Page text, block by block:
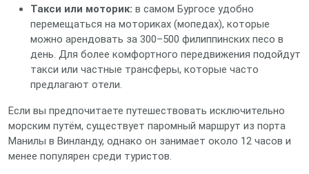
Такси или моторик: в самом Бургосе удобно
перемещаться на моториках (мопедах), которые
можно арендовать за 300–500 филиппинских песо в
день. Для более комфортного передвижения подойдут
такси или частные трансферы, которые часто
предлагают отели.
Если вы предпочитаете путешествовать исключительно
морским путём, существует паромный маршрут из порта
Манилы в Винланду, однако он занимает около 12 часов и
менее популярен среди туристов.